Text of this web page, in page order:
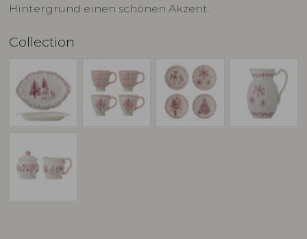
Hintergrund einen schönen Akzent.
Collection